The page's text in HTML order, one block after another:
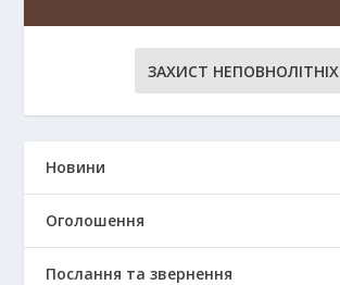
ЗАХИСТ НЕПОВНОЛІТНІХ
Новини
Оголошення
Послання та звернення